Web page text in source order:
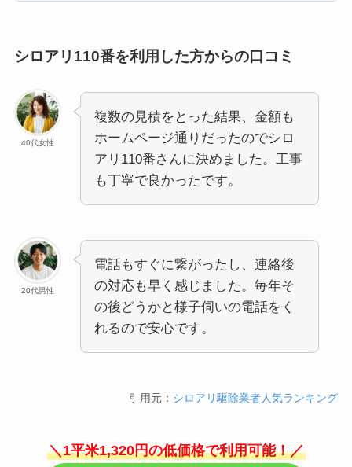
シロアリ110番を利用した方からの口コミ
40代女性
複数の見積をとった結果、金額も
ホームページ通りだったのでシロ
アリ110番さんに決めました。工事
も丁寧で良かったです。
20代男性
電話もすぐに繋がったし、連絡後
の対応も早く感じました。毎年そ
の後どうかと様子伺いの電話をく
れるので安心です。
引用元： シロアリ駆除業者人気ランキング
＼1平米1,320円の低価格で利用可能！／